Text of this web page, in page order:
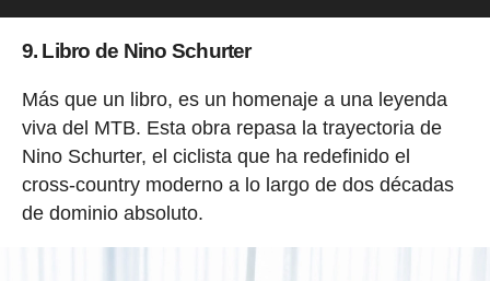
9. Libro de Nino Schurter
Más que un libro, es un homenaje a una leyenda
viva del MTB. Esta obra repasa la trayectoria de
Nino Schurter, el ciclista que ha redefinido el
cross-country moderno a lo largo de dos décadas
de dominio absoluto.